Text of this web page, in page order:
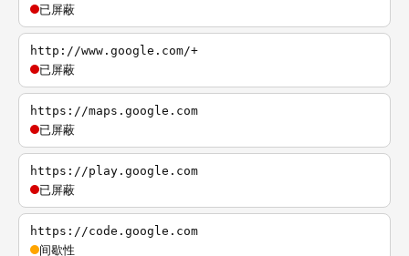
已屏蔽
http://www.google.com/+
已屏蔽
https://maps.google.com
已屏蔽
https://play.google.com
已屏蔽
https://code.google.com
间歇性